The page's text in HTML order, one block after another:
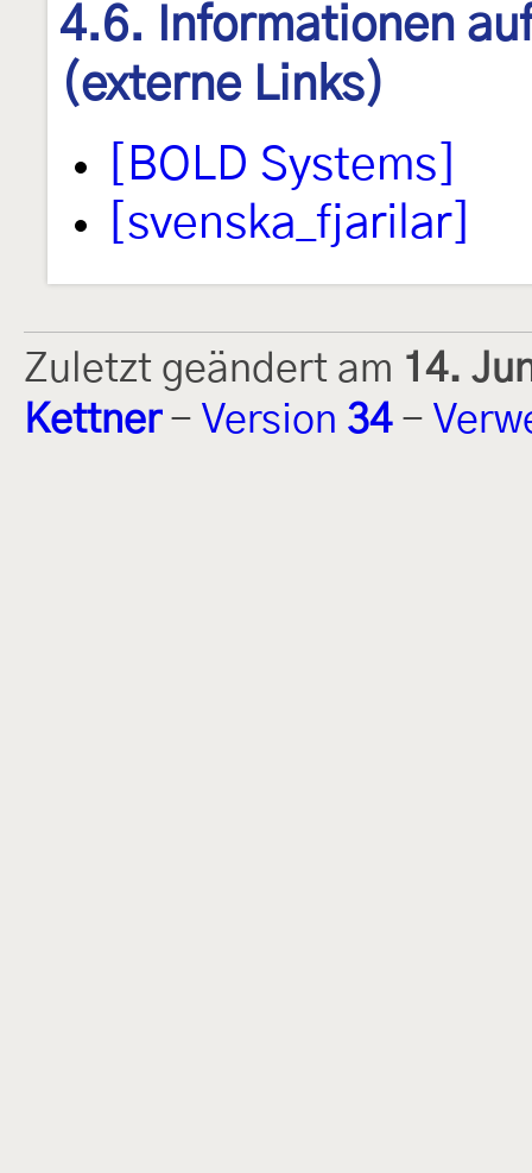
4.6. Informationen
(externe Links)
[BOLD Systems]
[svenska_fjarilar]
Zuletzt geändert am 14.
Kettner- Version 34-